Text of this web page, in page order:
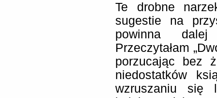
Te drobne
sugestie na
powinna
Przeczytałam
porzucając bez
niedostatków
wzruszaniu się